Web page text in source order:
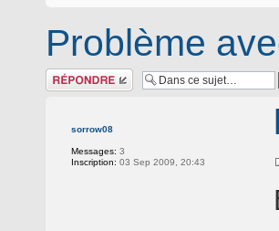
Problème
Répondre
sorrow08
Messages: 3
Inscription: 03 Sep 2009, 20:43